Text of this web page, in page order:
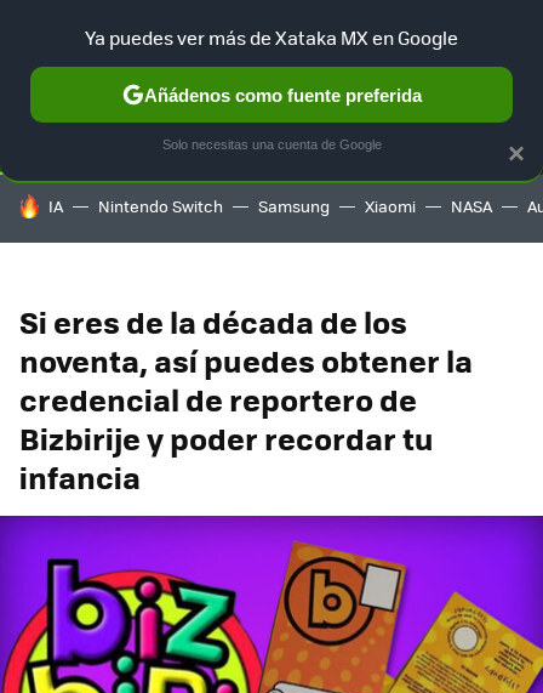
SELECCIÓN GAMING HOME AUTO TERRITORIO
HOY SE HABLA DE
IA Nintendo Switch Samsung Xiaomi NASA
Si eres de la década de los
noventa, así puedes obtener la
credencial de reportero de
Bizbirije y poder recordar tu
infancia
×
Ya puedes ver más de Xataka MX en Google
Añádenos como fuente preferida
Solo necesitas una cuenta de Google